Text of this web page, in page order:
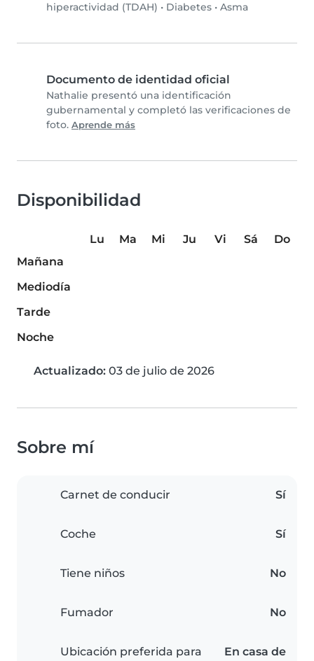
hiperactividad (TDAH) • Diabetes • Asma
Documento de identidad oficial
Nathalie presentó una identificación
gubernamental y completó las verificaciones de
foto. Aprende más
Disponibilidad
Lu Ma Mi Ju Vi Sá
Do
Mañana
Mediodía
Tarde
Noche
Actualizado: 03 de julio de 2026
Sobre mí
Carnet de conducir Sí
Coche Sí
Tiene niños No
Fumador No
Ubicación preferida para
En casa de